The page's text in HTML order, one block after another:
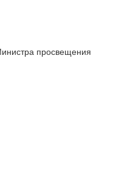
просвещения